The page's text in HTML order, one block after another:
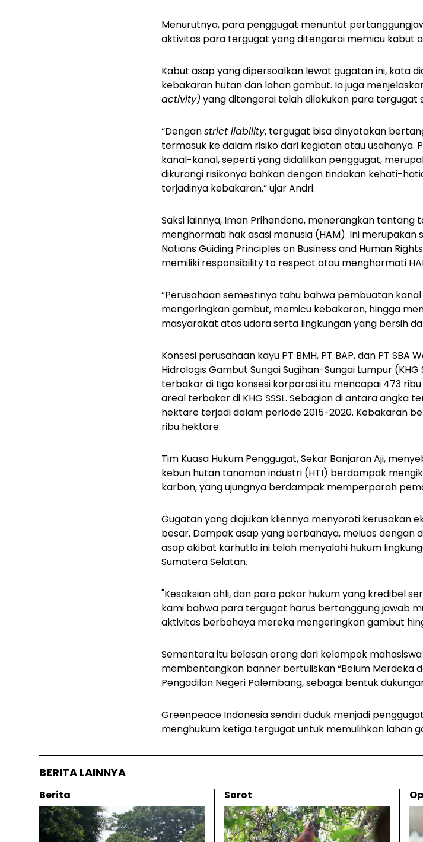
Menurutnya, para penggugat menuntut
aktivitas para tergugat yang ditengarai memicu kabut
Kabut asap yang dipersoalkan lewat gugatan ini, kata
kebakaran hutan dan lahan gambut. Ia juga
activity) yang ditengarai telah dilakukan para tergugat
“Denganstrict liability, tergugat bisa dinyatakan
termasuk ke dalam risiko dari kegiatan atau
kanal-kanal, seperti yang didalilkan penggugat,
dikurangi risikonya bahkan dengan tindakan kehati-
terjadinya kebakaran,” ujar Andri.
Saksi lainnya, Iman Prihandono, menerangkan tentang
menghormati hak asasi manusia (HAM). Ini
Nations Guiding Principles on Business and Human
memiliki responsibility to respect atau menghormati
“Perusahaan semestinya tahu bahwa pembuatan
mengeringkan gambut, memicu kebakaran, hingga
masyarakat atas udara serta lingkungan yang bersih
Konsesi perusahaan kayu PT BMH, PT BAP, dan PT
Hidrologis Gambut Sungai Sugihan-Sungai Lumpur
terbakar di tiga konsesi korporasi itu mencapai 473
areal terbakar di KHG SSSL. Sebagian di antara angka
hektare terjadi dalam periode 2015-2020. Kebakaran
ribu hektare.
Tim Kuasa Hukum Penggugat, Sekar Banjaran Aji,
kebun hutan tanaman industri (HTI) berdampak
karbon, yang ujungnya berdampak memperparah
Gugatan yang diajukan kliennya menyoroti kerusakan
besar. Dampak asap yang berbahaya, meluas dengan
asap akibat karhutla ini telah menyalahi hukum
Sumatera Selatan.
"Kesaksian ahli, dan para pakar hukum yang kredibel
kami bahwa para tergugat harus bertanggung jawab
aktivitas berbahaya mereka mengeringkan gambut
Sementara itu belasan orang dari kelompok
membentangkan banner bertuliskan “Belum Merdeka
Pengadilan Negeri Palembang, sebagai bentuk
Greenpeace Indonesia sendiri duduk menjadi
menghukum ketiga tergugat untuk memulihkan lahan
BERITA LAINNYA
Berita Sorot